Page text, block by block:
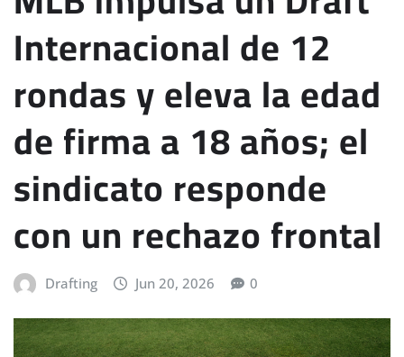
Internacional de 12
rondas y eleva la edad
de firma a 18 años; el
sindicato responde
con un rechazo frontal
Drafting Jun 20, 2026 0